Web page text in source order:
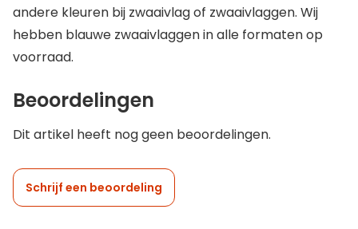
andere kleuren bij zwaaivlag of zwaaivlaggen. Wij
hebben blauwe zwaaivlaggen in alle formaten op
voorraad.
Beoordelingen
Dit artikel heeft nog geen beoordelingen.
Schrijf een beoordeling